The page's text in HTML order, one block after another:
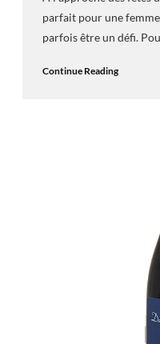
parfait pour une
parfois être un défi.
Continue Reading